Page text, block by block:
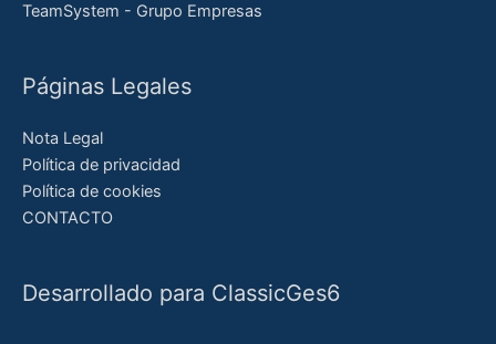
TeamSystem - Grupo Empresas
Páginas Legales
Nota Legal
Política de privacidad
Política de cookies
CONTACTO
Desarrollado para ClassicGes6